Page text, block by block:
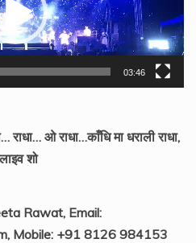
03:46
ओ राधा…काँधि मा धराली राधा,
शो
Rawat, Email:
Mobile: +91 8126 984153